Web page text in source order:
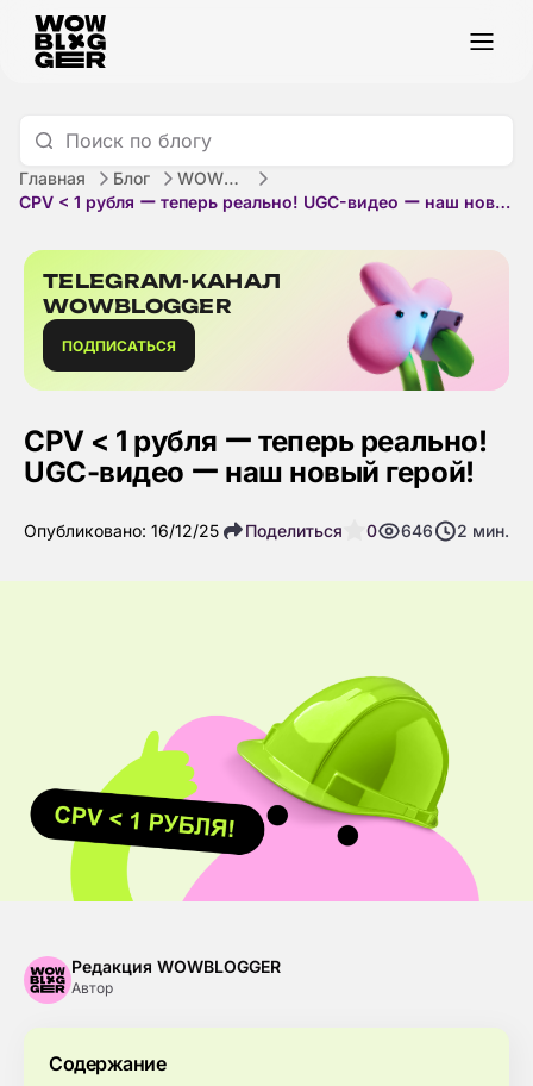
Главная Блог
WOWBLOGGER
СРV < 1 рубля ー теперь реально! UGC-видео ー наш новый герой!
TELEGRAM-КАНАЛ
WOWBLOGGER
ПОДПИСАТЬСЯ
СРV < 1 рубля ー теперь реально!
UGC-видео ー наш новый герой!
Опубликовано: 16/12/25 Поделиться 0 646 2 мин.
Редакция WOWBLOGGER
Автор
Содержание